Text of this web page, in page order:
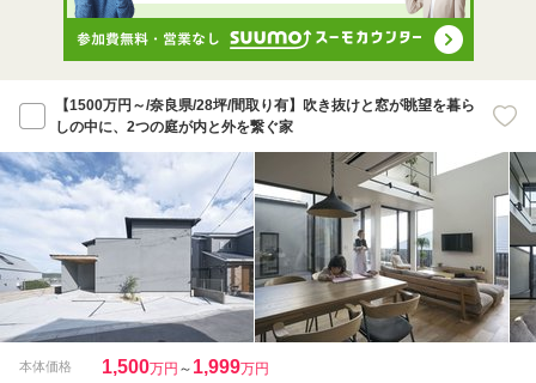
【1500万円～/奈良県/28坪/間取り有】吹き抜けと窓が眺望を暮ら
しの中に、2つの庭が内と外を繋ぐ家
本体価格 1,500万円 ～ 1,999万円